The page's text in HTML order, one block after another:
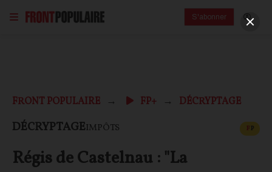
S'abonner
FRONT POPULAIRE FP+ DÉCRYPTAGE
DÉCRYPTAGEIMPÔTS FP
Régis de Castelnau : "La